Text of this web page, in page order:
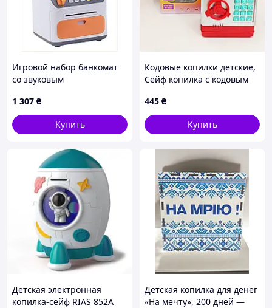
Игровой набор банкомат
со звуковым
8679HA465
1 307 ₴
Купить
Кодовые копилки детские,
Сейф копилка с кодовым
Копилка сейф
музыкальная с кодом TI-65
445 ₴
Купить
Детская электронная
копилка-сейф RIAS 852A
Детская копилка для денег
«На мечту», 200 дней —